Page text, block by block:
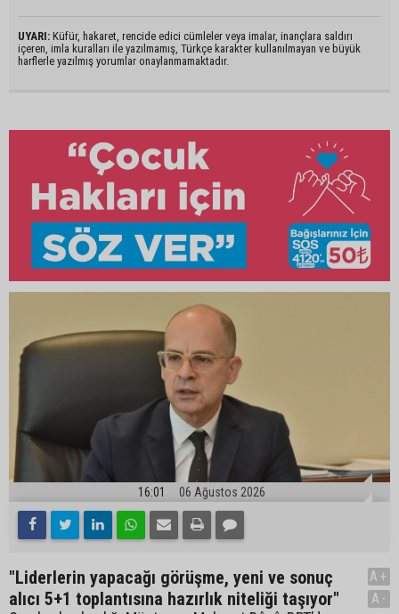
UYARI: Küfür, hakaret, rencide edici cümleler veya imalar, inançlara saldırı
içeren, imla kuralları ile yazılmamış, Türkçe karakter kullanılmayan ve büyük
harflerle yazılmış yorumlar onaylanmamaktadır.
16:01 06 Ağustos 2026
"Liderlerin yapacağı görüşme, yeni ve sonuç
alıcı 5+1 toplantısına hazırlık niteliği taşıyor"
A+
A-